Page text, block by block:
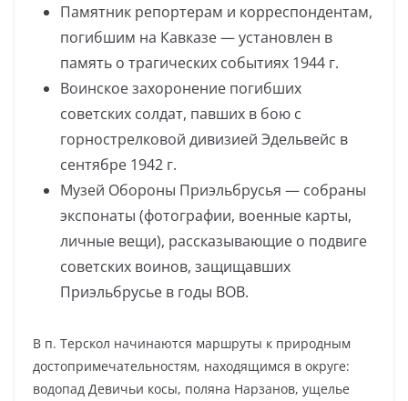
Памятник репортерам и корреспондентам,
погибшим на Кавказе — установлен в
память о трагических событиях 1944 г.
Воинское захоронение погибших
советских солдат, павших в бою с
горнострелковой дивизией Эдельвейс в
сентябре 1942 г.
Музей Обороны Приэльбрусья — собраны
экспонаты (фотографии, военные карты,
личные вещи), рассказывающие о подвиге
советских воинов, защищавших
Приэльбрусье в годы ВОВ.
В п. Терскол начинаются маршруты к природным
достопримечательностям, находящимся в округе:
водопад Девичьи косы, поляна Нарзанов, ущелье